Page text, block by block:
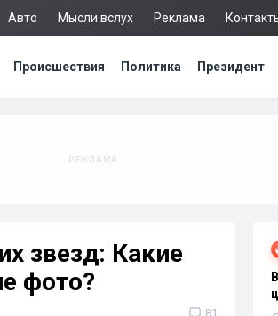
Авто Мысли вслух Реклама
Происшествия Политика Президент
звезд: Какие
фото?
81